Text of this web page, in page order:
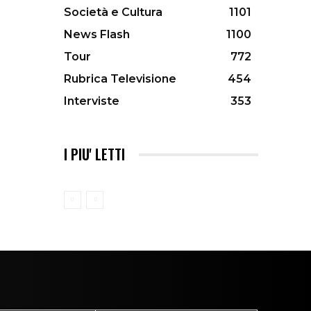
Società e Cultura
1101
News Flash
1100
Tour
772
Rubrica Televisione
454
Interviste
353
I PIU' LETTI